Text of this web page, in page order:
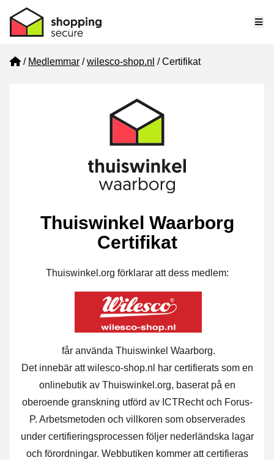
Home
Medlemmar wilesco-shop.nl Certifikat
Thuiswinkel Waarborg
Certifikat
Thuiswinkel.org förklarar att dess medlem:
får använda Thuiswinkel Waarborg.
Det innebär att wilesco-shop.nl har certifierats som en
onlinebutik av Thuiswinkel.org, baserat på en
oberoende granskning utförd av ICTRecht och Forus-
P. Arbetsmetoden och villkoren som observerades
under certifieringsprocessen följer nederländska lagar
och förordningar. Webbutiken kommer att certifieras